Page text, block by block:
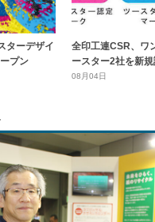
ターデザイ
プン
全印工連CSR、ワ
ースター2社を新
08月04日